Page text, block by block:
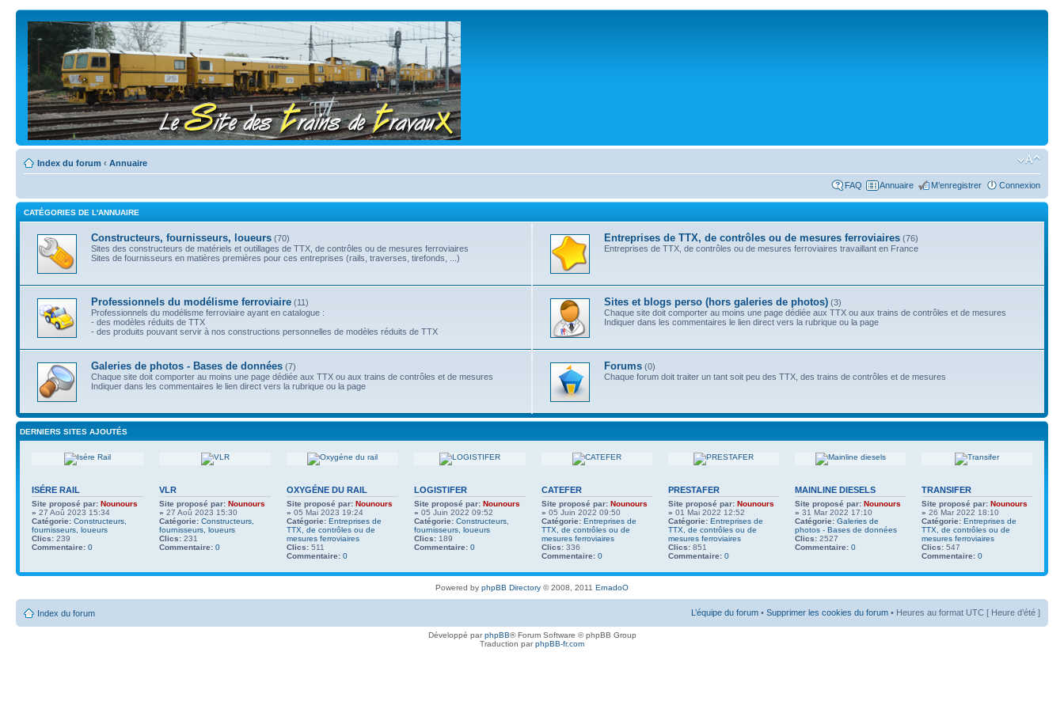
Index du forum ‹ Annuaire
FAQ Annuaire M’enregistrer Connexion
CATÉGORIES DE L'ANNUAIRE
Constructeurs, fournisseurs, loueurs (70)
Sites des constructeurs de matériels et outillages de TTX, de contrôles ou de mesures ferroviaires
Sites de fournisseurs en matières premières pour ces entreprises (rails, traverses, tirefonds, ...)
Entreprises de TTX, de contrôles ou de mesures ferroviaires (76)
Entreprises de TTX, de contrôles ou de mesures ferroviaires travaillant en France
Professionnels du modélisme ferroviaire (11)
Professionnels du modélisme ferroviaire ayant en catalogue :
- des modèles réduits de TTX
- des produits pouvant servir à nos constructions personnelles de modèles réduits de TTX
Sites et blogs perso (hors galeries de photos) (3)
Chaque site doit comporter au moins une page dédiée aux TTX ou aux trains de contrôles et de mesures
Indiquer dans les commentaires le lien direct vers la rubrique ou la page
Galeries de photos - Bases de données (7)
Chaque site doit comporter au moins une page dédiée aux TTX ou aux trains de contrôles et de mesures
Indiquer dans les commentaires le lien direct vers la rubrique ou la page
Forums (0)
Chaque forum doit traiter un tant soit peu des TTX, des trains de contrôles et de mesures
DERNIERS SITES AJOUTÉS
ISÉRE RAIL
Site proposé par: Nounours
» 27 Aoû 2023 15:34
Catégorie: Constructeurs,
fournisseurs, loueurs
Clics: 239
Commentaire: 0
VLR
Site proposé par: Nounours
» 27 Aoû 2023 15:30
Catégorie: Constructeurs,
fournisseurs, loueurs
Clics: 231
Commentaire: 0
OXYGÉNE DU RAIL
Site proposé par: Nounours
» 05 Mai 2023 19:24
Catégorie: Entreprises de
TTX, de contrôles ou de
mesures ferroviaires
Clics: 511
Commentaire: 0
LOGISTIFER
Site proposé par: Nounours
» 05 Juin 2022 09:52
Catégorie: Constructeurs,
fournisseurs, loueurs
Clics: 189
Commentaire: 0
CATEFER
Site proposé par: Nounours
» 05 Juin 2022 09:50
Catégorie: Entreprises de
TTX, de contrôles ou de
mesures ferroviaires
Clics: 336
Commentaire: 0
PRESTAFER
Site proposé par: Nounours
» 01 Mai 2022 12:52
Catégorie: Entreprises de
TTX, de contrôles ou de
mesures ferroviaires
Clics: 851
Commentaire: 0
MAINLINE DIESELS
Site proposé par: Nounours
» 31 Mar 2022 17:10
Catégorie: Galeries de
photos - Bases de données
Clics: 2527
Commentaire: 0
TRANSIFER
Site proposé par: Nounours
» 26 Mar 2022 18:10
Catégorie: Entreprises de
TTX, de contrôles ou de
mesures ferroviaires
Clics: 547
Commentaire: 0
Powered by phpBB Directory © 2008, 2011 ErnadoO
Index du forum L’équipe du forum • Supprimer les cookies du forum • Heures au format UTC [ Heure d’été ]
Développé parphpBB® Forum Software © phpBB Group
Traduction parphpBB-fr.com